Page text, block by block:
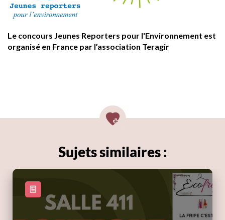
Le concours Jeunes Reporters pour l'Environnement est
organisé en France par l’association Teragir
Sujets similaires :